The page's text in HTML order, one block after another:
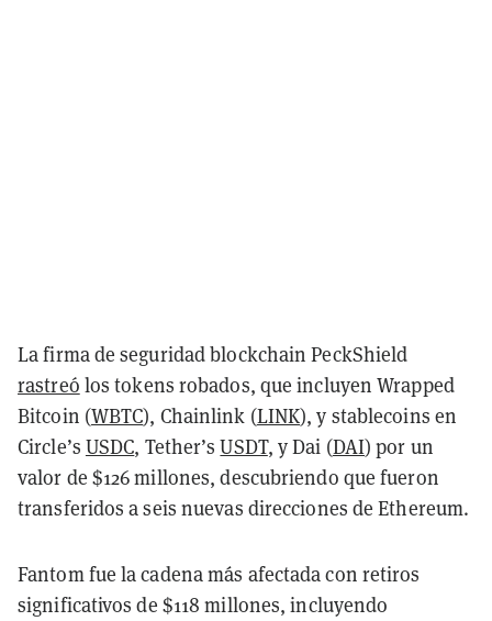
La firma de seguridad blockchain PeckShield
rastreó los tokens robados, que incluyen Wrapped
Bitcoin (WBTC), Chainlink (LINK), y stablecoins en
Circle’s USDC, Tether’sUSDT, y Dai (DAI) por un
valor de $126 millones, descubriendo que fueron
transferidos a seis nuevas direcciones de Ethereum.
Fantom fue la cadena más afectada con retiros
significativos de $118 millones, incluyendo